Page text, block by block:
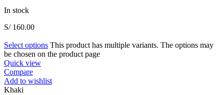
In stock
S/160.00
Select options This product has multiple variants. The options may
be chosen on the product page
Quick view
Compare
Add to wishlist
Khaki